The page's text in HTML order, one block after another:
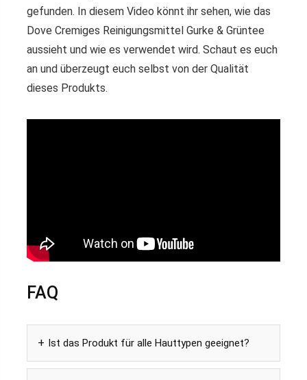
gefunden. In diesem Video könnt ihr sehen, wie das
Dove Cremiges Reinigungsmittel Gurke & Grüntee
aussieht und wie es verwendet wird. Schaut es euch
an und überzeugt euch selbst von der Qualität
dieses Produkts.
FAQ
Ist das Produkt für alle Hauttypen geeignet?